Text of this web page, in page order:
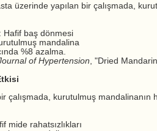
üzerinde yapılan bir çalışmada,
Hafif baş dönmesi
mandalina
%8 azalma.
of Hypertension , "Dried
çalışmada, kurutulmuş mandalinanın
mide rahatsızlıkları